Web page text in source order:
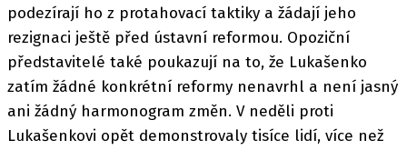
podezírají ho z protahovací taktiky a žádají jeho
rezignaci ještě před ústavní reformou. Opoziční
představitelé také poukazují na to, že Lukašenko
zatím žádné konkrétní reformy nenavrhl a není jasný
ani žádný harmonogram změn. V neděli proti
Lukašenkovi opět demonstrovaly tisíce lidí, více než